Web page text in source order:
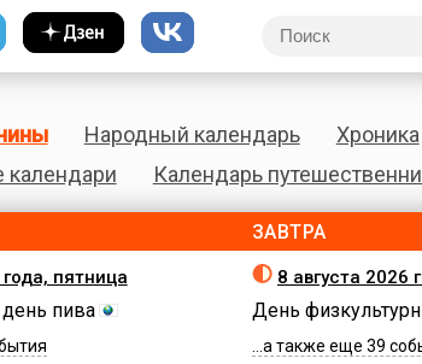
Народный календарь Хроника
календари
Календарь
пятница
пива
ЗАВТРА
8 августа 2026
День
...а также еще 39